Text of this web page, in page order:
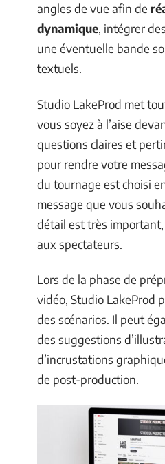
angles de vue afin de
dynamique, intégrer
une éventuelle bande
textuels.
Studio LakeProd met
vous soyez à l’aise
questions claires et
pour rendre votre
du tournage est choisi
message que vous
détail est très
aux spectateurs.
Lors de la phase de
vidéo, Studio LakeProd
des scénarios. Il peut
des suggestions
d’incrustations
de post-production.